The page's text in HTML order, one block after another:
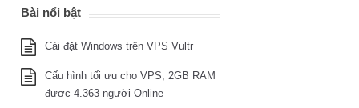
Bài nổi bật
Cài đặt Windows trên VPS Vultr
Cấu hình tối ưu cho VPS, 2GB RAM
được 4.363 người Online